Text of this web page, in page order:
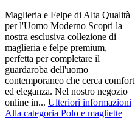
Maglieria e Felpe di Alta Qualità
per l'Uomo Moderno Scopri la
nostra esclusiva collezione di
maglieria e felpe premium,
perfetta per completare il
guardaroba dell'uomo
contemporaneo che cerca comfort
ed eleganza. Nel nostro negozio
online in... Ulteriori informazioni
Alla categoria Polo e magliette